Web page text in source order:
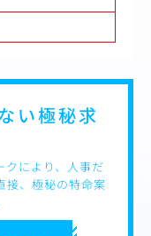
い極秘求
により、人事だ
接、極秘の特命案